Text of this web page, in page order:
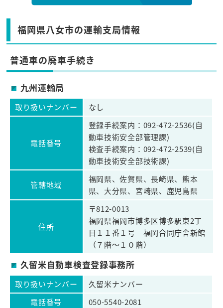
福岡県八女市の運輸支局情報
普通車の廃車手続き
九州運輸局
取り扱いナンバー なし
電話番号
登録手続案内：092-472-2536(自
動車技術安全部管理課)
検査手続案内：092-472-2539(自
動車技術安全部技術課)
管轄地域
福岡県、佐賀県、長崎県、熊本
県、大分県、宮崎県、鹿児島県
住所
〒812-0013
福岡県福岡市博多区博多駅東2丁
目１１番１号 福岡合同庁舎新館
（７階～１０階）
久留米自動車検査登録事務所
取り扱いナンバー
久留米ナンバー
電話番号
050-5540-2081